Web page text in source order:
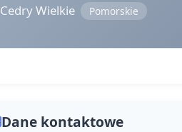
Cedry Wielkie Pomorskie
Dane kontaktowe